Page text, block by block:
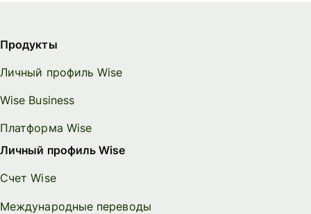
Продукты
Личный профиль Wise
Wise Business
Платформа Wise
Личный профиль Wise
Счет Wise
Международные переводы